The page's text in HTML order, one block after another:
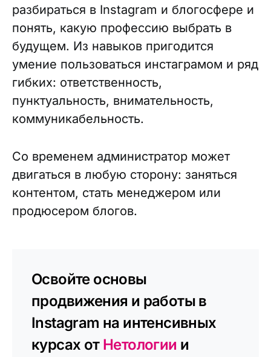
разбираться в Instagram и блогосфере и
понять, какую профессию выбрать в
будущем. Из навыков пригодится
умение пользоваться инстаграмом и ряд
гибких: ответственность,
пунктуальность, внимательность,
коммуникабельность.
Со временем администратор может
двигаться в любую сторону: заняться
контентом, стать менеджером или
продюсером блогов.
Освойте основы
продвижения и работы в
Instagram на интенсивных
курсах от Нетологии и